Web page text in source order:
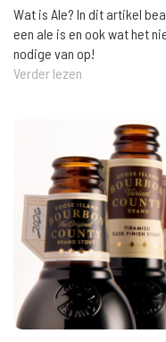
Wat is Ale? In dit artikel
een ale is en ook wat het
nodige van op!
Verder lezen